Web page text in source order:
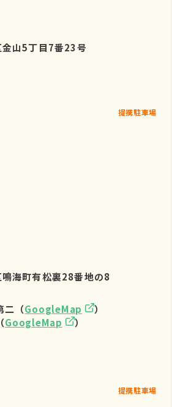
山5丁目7番23号
提携駐車場
海町有松裏28番地の8
二（GoogleMap
）
GoogleMap
）
提携駐車場